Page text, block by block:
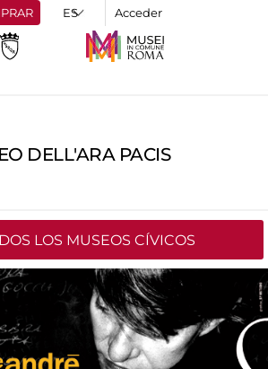
Acceder
DELL'ARA PACIS
LOS MUSEOS CÍVICOS